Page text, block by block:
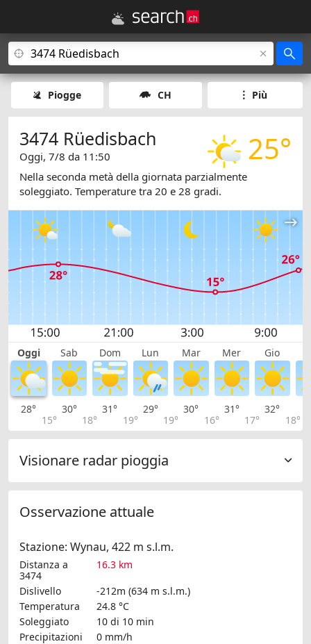
Piogge CH Più
25°
3474 Rüedisbach
Oggi, 7/8 da 11:50
Nella seconda metà della giornata parzialmente
soleggiato. Temperature tra 20 e 28 gradi.
Oggi Sab Dom Lun Mar Mer Gio
28°
15°
30°
18°
31°
19°
29°
19°
30°
16°
31°
17°
32°
18°
Visionare radar pioggia
Osservazione attuale
Stazione: Wynau, 422 m s.l.m.
Distanza a
3474
16.3 km
Dislivello
-212m (634 m s.l.m.)
Temperatura
24.8 °C
Soleggiato
10 di 10 min
Precipitazioni
0 mm/h